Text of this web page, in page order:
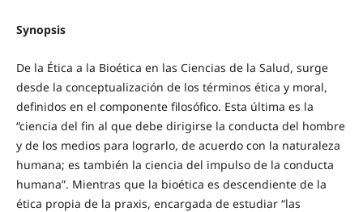
Synopsis
De la Ética a la Bioética en las Ciencias de la Salud, surge
desde la conceptualización de los términos ética y moral,
definidos en el componente filosófico. Esta última es la
“ciencia del fin al que debe dirigirse la conducta del hombre
y de los medios para lograrlo, de acuerdo con la naturaleza
humana; es también la ciencia del impulso de la conducta
humana”. Mientras que la bioética es descendiente de la
ética propia de la praxis, encargada de estudiar “las